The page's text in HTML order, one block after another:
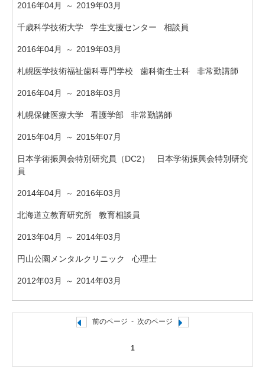
2016年04月 ～ 2019年03月
千歳科学技術大学 学生支援センター 相談員
2016年04月 ～ 2019年03月
札幌医学技術福祉歯科専門学校 歯科衛生士科 非常勤講師
2016年04月 ～ 2018年03月
札幌保健医療大学 看護学部 非常勤講師
2015年04月 ～ 2015年07月
日本学術振興会特別研究員（DC2） 日本学術振興会特別研究
員
2014年04月 ～ 2016年03月
北海道立教育研究所 教育相談員
2013年04月 ～ 2014年03月
円山公園メンタルクリニック 心理士
2012年03月 ～ 2014年03月
前のページ - 次のページ
1